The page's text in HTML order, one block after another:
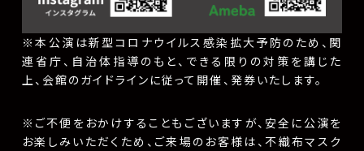
※本公演は新型コロナウイルス感染拡大予防のため、関
連省庁、自治体指導のもと、できる限りの対策を講じた
上、会館のガイドラインに従って開催、発券いたします。
※ご不便をおかけすることもございますが、安全に公演を
お楽しみいただくため、ご来場のお客様は、不織布マスク